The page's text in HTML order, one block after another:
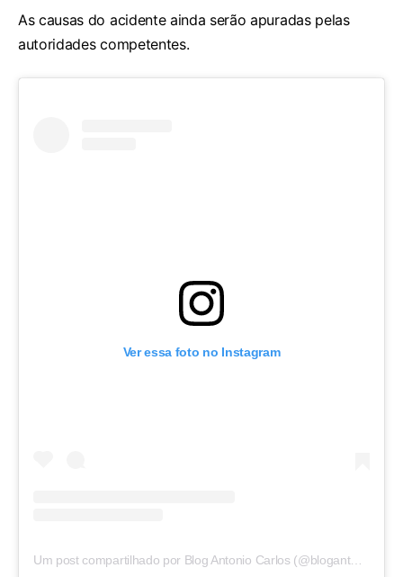
As causas do acidente ainda serão apuradas pelas
autoridades competentes.
Ver essa foto no Instagram
Um post compartilhado por Blog Antonio Carlos (@blogantoniocarlos)